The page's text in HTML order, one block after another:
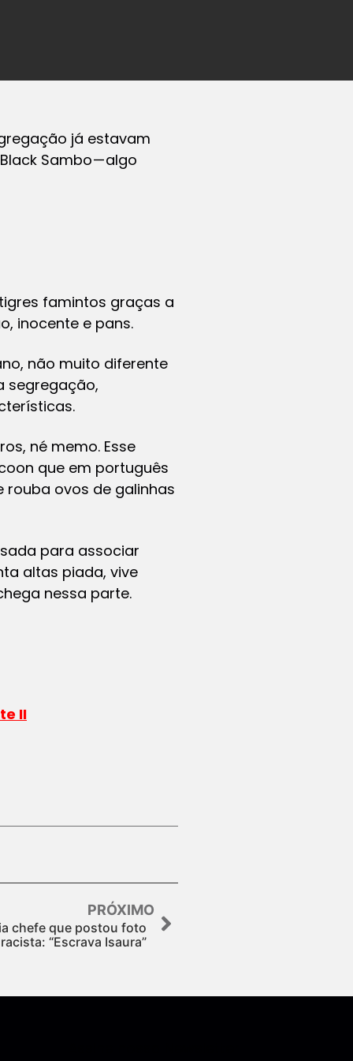
já estavam
Sambo— algo
famintos graças a
inocente e pans.
não muito diferente
segregação,
né memo. Esse
que em português
rouba ovos de galinhas
para associar
altas piada, vive
nessa parte.
II
PRÓXIMO
chefe que postou foto
“Escrava Isaura”